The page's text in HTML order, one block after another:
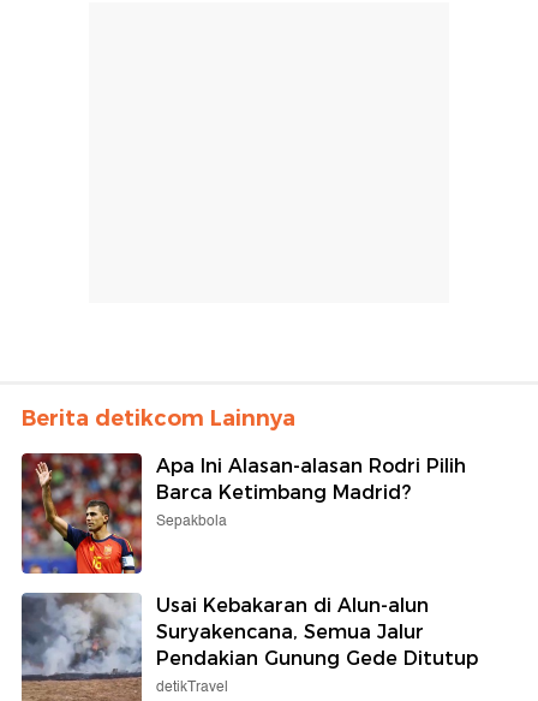
Berita detikcom Lainnya
Apa Ini Alasan-alasan Rodri Pilih
Barca Ketimbang Madrid?
Sepakbola
Usai Kebakaran di Alun-alun
Suryakencana, Semua Jalur
Pendakian Gunung Gede Ditutup
detikTravel